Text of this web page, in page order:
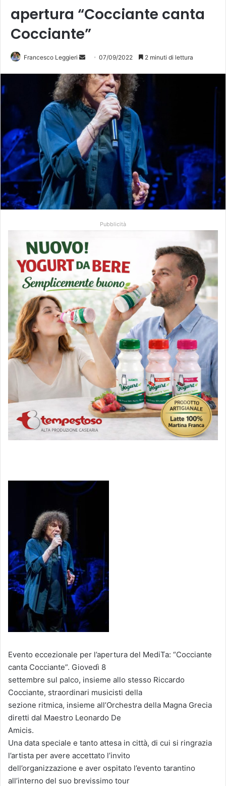
apertura “Cocciante canta
Cocciante”
Francesco Leggieri
v
i
a
u
n
e
m
07/09/2022 2 minuti di lettura
Pubblicità
Evento eccezionale per l’apertura del MediTa: “Cocciante
canta Cocciante”. Giovedì 8
settembre sul palco, insieme allo stesso Riccardo
Cocciante, straordinari musicisti della
sezione ritmica, insieme all’Orchestra della Magna Grecia
diretti dal Maestro Leonardo De
Amicis.
Una data speciale e tanto attesa in città, di cui si ringrazia
l’artista per avere accettato l’invito
dell’organizzazione e aver ospitato l’evento tarantino
all’interno del suo brevissimo tour